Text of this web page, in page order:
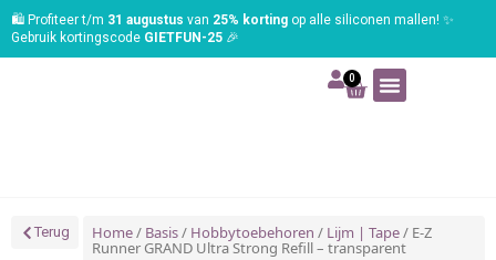
🛍️ Profiteer t/m 31 augustus van 25% korting op alle siliconen mallen! ✨
Gebruik kortingscode GIETFUN-25 🎉
0
Terug Home/ Basis/ Hobbytoebehoren / Lijm | Tape/ E-Z
Runner GRAND Ultra Strong Refill – transparent